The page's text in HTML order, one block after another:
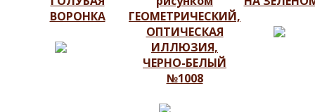
ВОРОНКА
ГЕОМЕТРИЧЕСКИЙ,
ОПТИЧЕСКАЯ
ИЛЛЮЗИЯ,
ЧЕРНО-БЕЛЫЙ
№1008